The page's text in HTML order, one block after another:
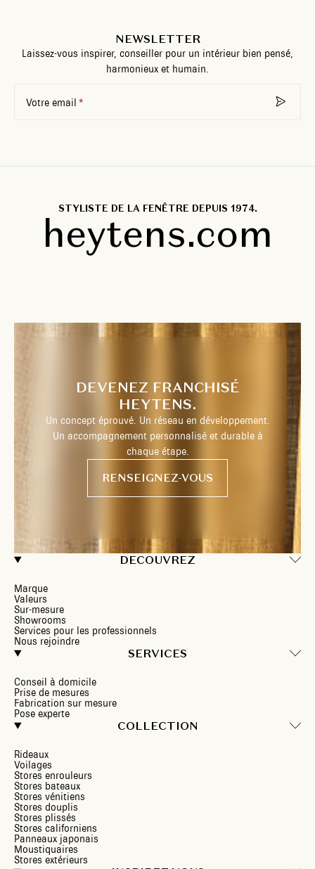
NEWSLETTER
Laissez-vous inspirer, conseiller pour un intérieur bien pensé,
harmonieux et humain.
Votre email
STYLISTE DE LA FENÊTRE DEPUIS 1974.
heytens.com
DECOUVREZ
Marque
Valeurs
Sur-mesure
Showrooms
Services pour les professionnels
Nous rejoindre
SERVICES
Conseil à domicile
Prise de mesures
Fabrication sur mesure
Pose experte
COLLECTION
Rideaux
Voilages
Stores enrouleurs
Stores bateaux
Stores vénitiens
Stores douplis
Stores plissés
Stores californiens
Panneaux japonais
Moustiquaires
Stores extérieurs
DEVENEZ FRANCHISÉ
HEYTENS.
Un concept éprouvé. Un réseau en développement.
Un accompagnement personnalisé et durable à
chaque étape.
RENSEIGNEZ-VOUS